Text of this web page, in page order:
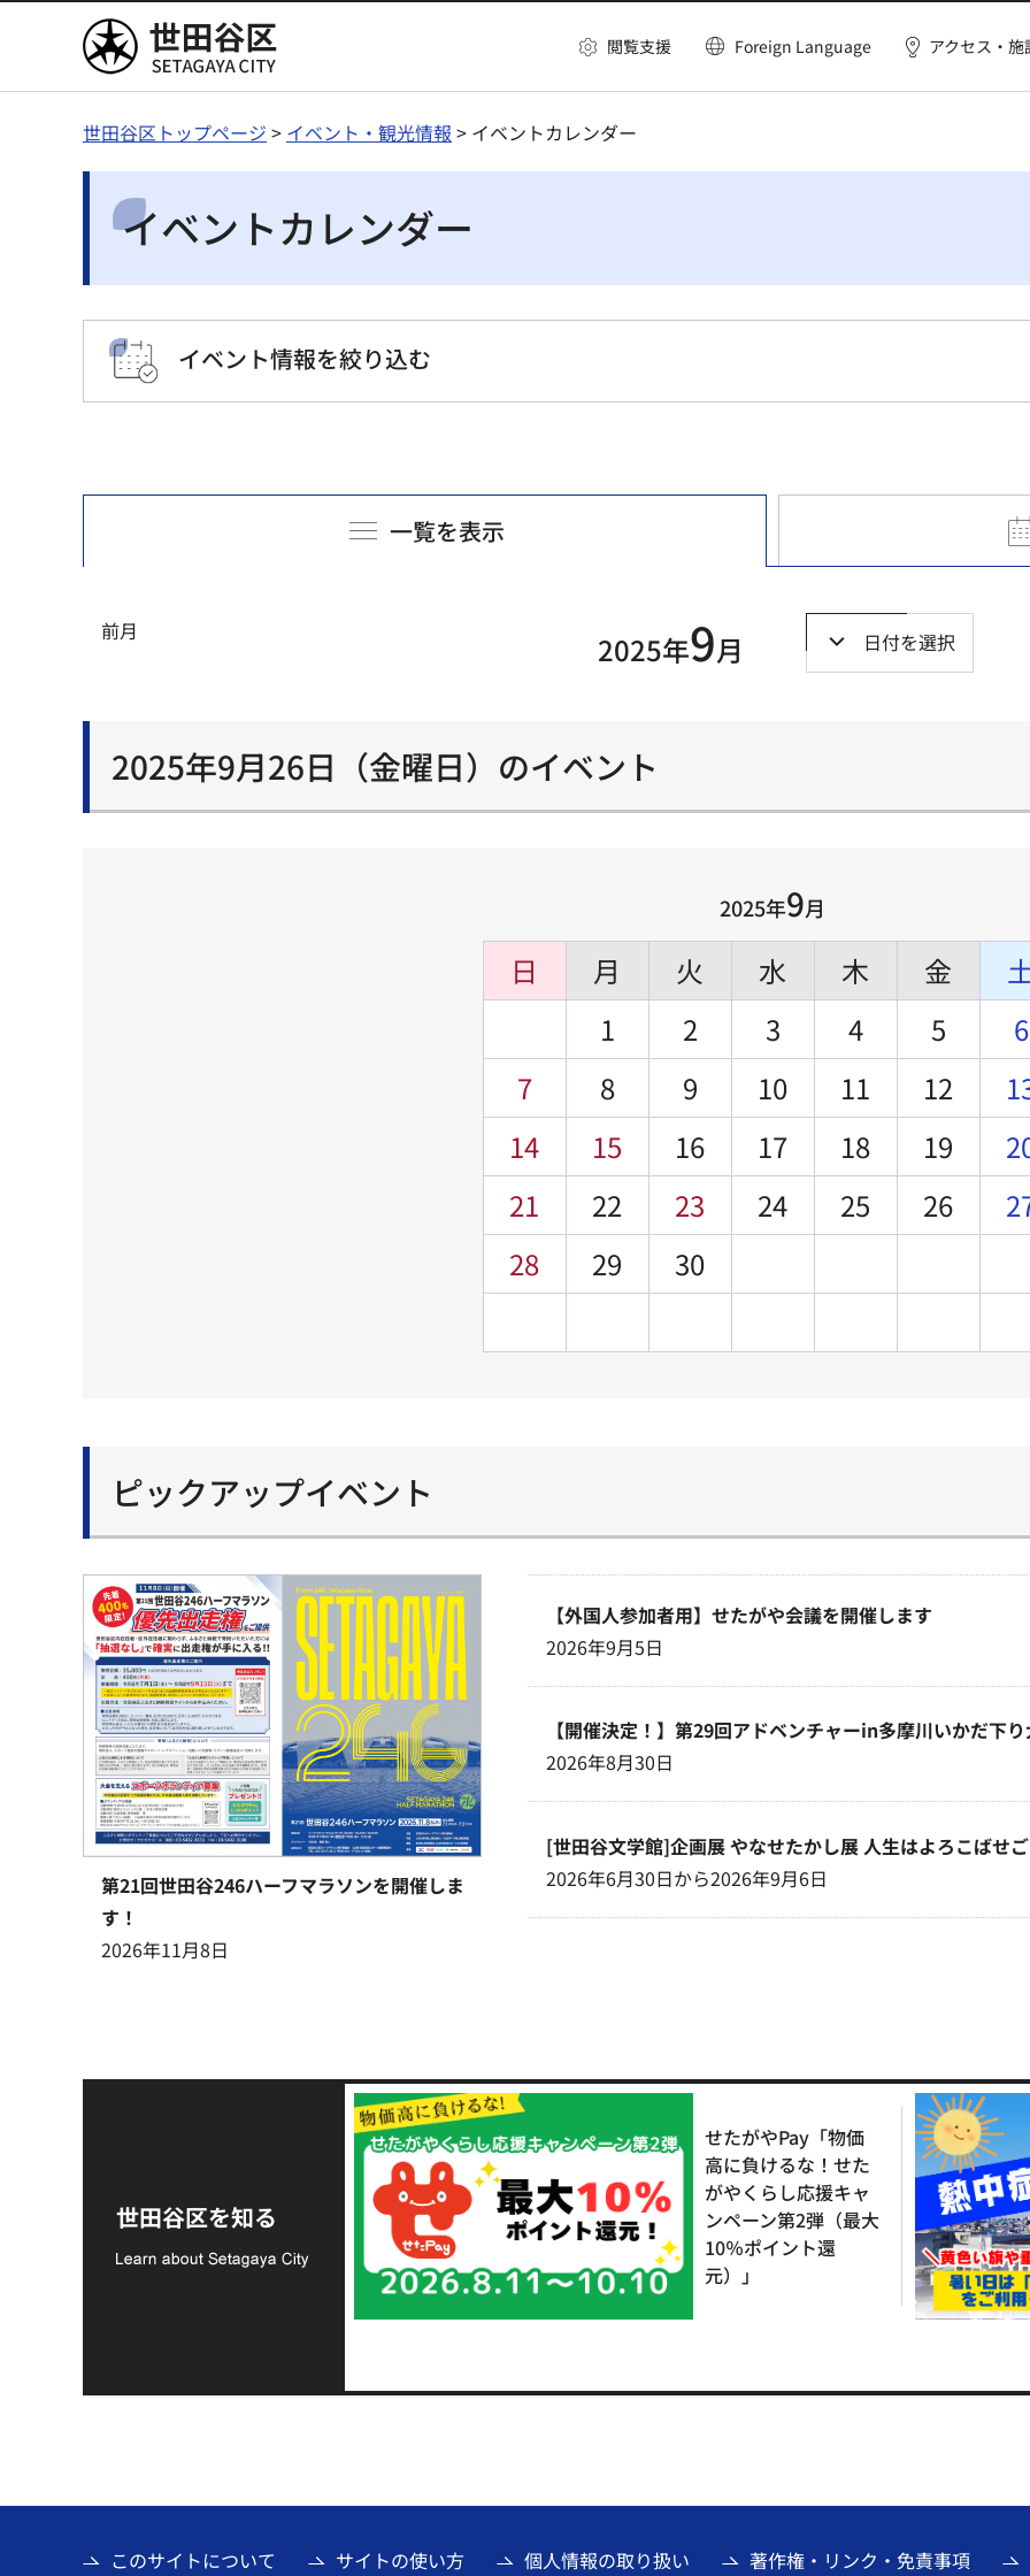
世田谷区 閲覧支援 Foreign Language アクセス・施
世田谷区トップページ > イベント・観光情報 > イベントカレンダー
イベントカレンダー
イベント情報を絞り込む
一覧を表示
前月 2025年9月 日付を選択
2025年9月26日（金曜日）のイベント
2025年9月
日 月 火 水 木 金
1
2 3 4 5
6
7
8 9 10 11 12
14
15 16 17 18 19
21
22 23 24 25 26
28
29 30
ピックアップイベント
第21回世田谷246ハーフマラソンを開催しま
す！
2026年11月8日
【外国人参加者用】せたがや会議を開催します
2026年9月5日
【開催決定！】第29回アドベンチャーin多摩川いかだ下
2026年8月30日
[世田谷文学館]企画展 やなせたかし展 人生はよろこばせ
2026年6月30日から2026年9月6日
世田谷区を知る
支援金の募集につい
て
せたがやPay「物価
高に負けるな！せた
がやくらし応援キャ
ンペーン第2弾（最大
10％ポイント還
元）」
このサイトについて サイトの使い方 個人情報の取り扱い 著作権・リンク・免責事項